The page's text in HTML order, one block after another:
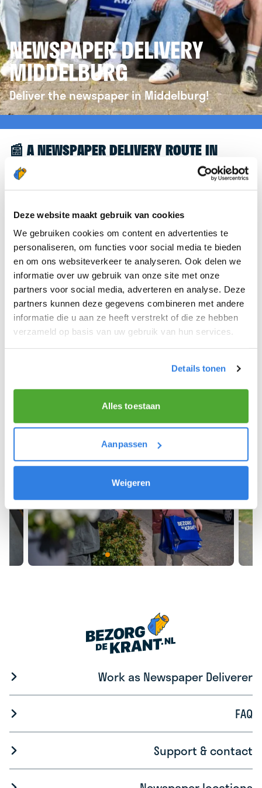
Deze website maakt gebruik van cookies
We gebruiken cookies om content en advertenties te
personaliseren, om functies voor social media te bieden
en om ons websiteverkeer te analyseren. Ook delen we
informatie over uw gebruik van onze site met onze
partners voor social media, adverteren en analyse. Deze
partners kunnen deze gegevens combineren met andere
informatie die u aan ze heeft verstrekt of die ze hebben
verzameld op basis van uw gebruik van hun services.
Details tonen
Alles toestaan
Aanpassen
Weigeren
NEWSPAPER DELIVERY
MIDDELBURG
Deliver the newspaper in Middelburg!
📰 A NEWSPAPER DELIVERY ROUTE IN
MIDDELBURG
Great to see you're interested in a newspaper
we’d like to refer you to thekrantenbezorgen.nl
website. There, you can easily sign up to deliver
newspapers in Middelburg.
We hope you can get started soon and wish you
the best of luck! 🚴‍♂️💨
Work as Newspaper Deliverer
FAQ
Support & contact